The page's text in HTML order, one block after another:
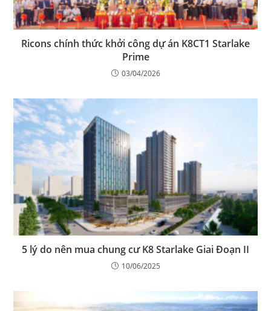
Ricons chính thức khởi công dự án K8CT1 Starlake
Prime
03/04/2026
5 lý do nên mua chung cư K8 Starlake Giai Đoạn II
10/06/2025